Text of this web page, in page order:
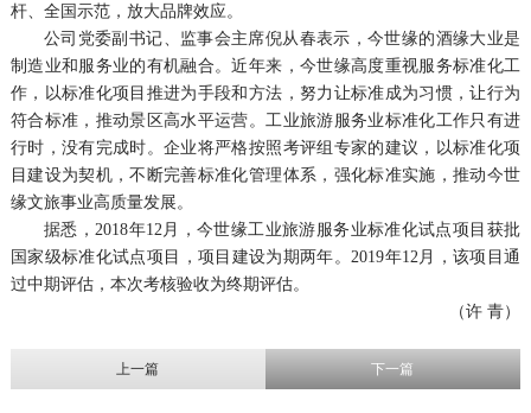
杆、全国示范，放大品牌效应。
公司党委副书记、监事会主席倪从春表示，今世缘的酒缘大业是
制造业和服务业的有机融合。近年来，今世缘高度重视服务标准化工
作，以标准化项目推进为手段和方法，努力让标准成为习惯，让行为
符合标准，推动景区高水平运营。工业旅游服务业标准化工作只有进
行时，没有完成时。企业将严格按照考评组专家的建议，以标准化项
目建设为契机，不断完善标准化管理体系，强化标准实施，推动今世
缘文旅事业高质量发展。
据悉，2018年12月，今世缘工业旅游服务业标准化试点项目获批
国家级标准化试点项目，项目建设为期两年。2019年12月，该项目通
过中期评估，本次考核验收为终期评估。
（许 青）
上一篇 下一篇